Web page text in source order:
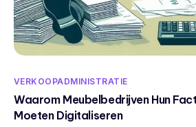
VERKOOPADMINISTRATIE
Waarom Meubelbedrijven Hun
Moeten Digitaliseren